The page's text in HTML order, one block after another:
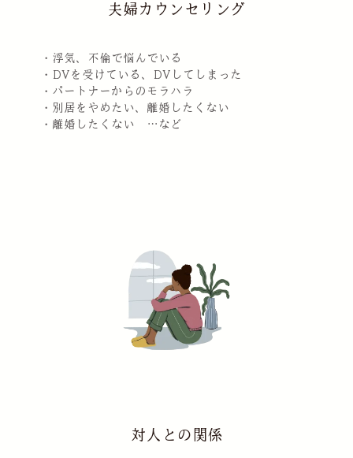
夫婦カウンセリング
・浮気、不倫で悩んでいる
・DVを受けている、DVしてしまった
・パートナーからのモラハラ
・別居をやめたい、離婚したくない
・離婚したくない …など
対人との関係